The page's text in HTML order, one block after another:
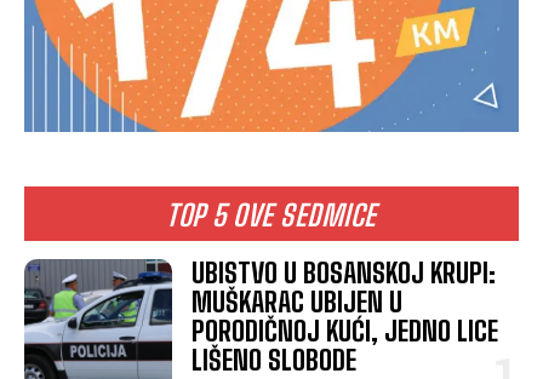
TOP 5 OVE SEDMICE
UBISTVO U BOSANSKOJ KRUPI:
MUŠKARAC UBIJEN U
PORODIČNOJ KUĆI, JEDNO LICE
LIŠENO SLOBODE